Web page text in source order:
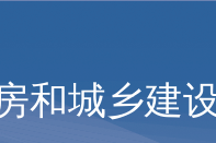
和城乡建